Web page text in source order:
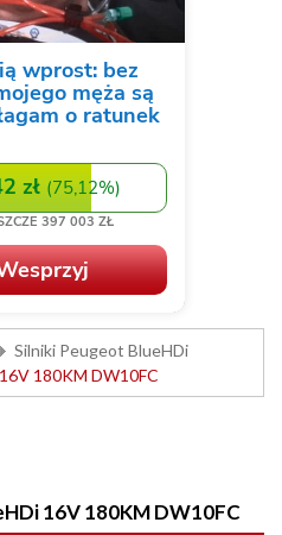
Silniki Peugeot BlueHDi
180KM DW10FC
16V 180KM DW10FC